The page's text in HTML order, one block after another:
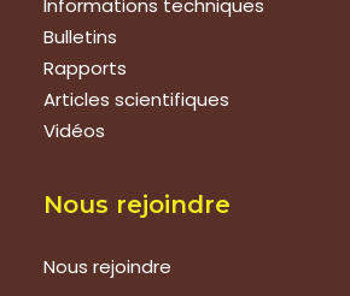
Informations techniques
Bulletins
Rapports
Articles scientifiques
Vidéos
Nous rejoindre
Nous rejoindre